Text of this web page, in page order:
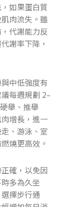
如果蛋白質
肉流失。雖
代謝能力反
謝率下降，
中低強度有
每週規劃 2–
舉、推舉
增長，進一
、游泳、室
燒更高效。
確，以免因
多為久坐
擇步行通